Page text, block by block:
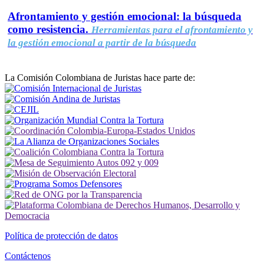
Afrontamiento y gestión emocional: la búsqueda
como resistencia. Herramientas para el afrontamiento y
la gestión emocional a partir de la búsqueda
La Comisión Colombiana de Juristas hace parte de:
Política de protección de datos
Contáctenos